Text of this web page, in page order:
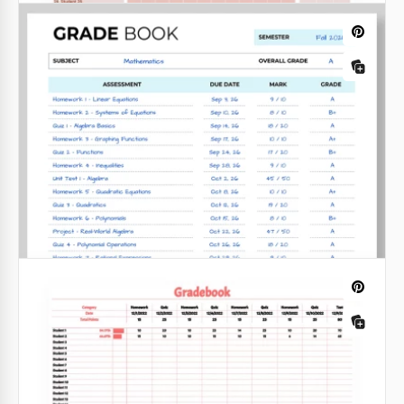
Plantilla imprimible de la libreta de
calificaciones
Nuestra Plantilla Imprimible de Libro de
Calificaciones es una verdadera salvación para los
profesores de escuelas primarias, secundarias y
preparatorias, así como de universidades.
Calificaciones marrones
Aquí tienes una manera creativa de presentar un
cuaderno de calificaciones a tus estudiantes.
También puedes usarlo para crear informes sobre